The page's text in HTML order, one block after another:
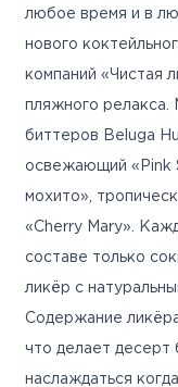
любое время и в
нового
компаний «Чистая
пляжного
биттеров Beluga
освежающий «Pink
мохито»,
«Cherry Mary».
составе только
ликёр с
Содержание
что делает десерт
наслаждаться